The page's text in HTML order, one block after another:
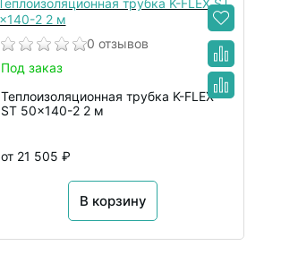
0 отзывов
Под заказ
Теплоизоляционная трубка K-FLEX
ST 50x140-2 2 м
от 21 505 ₽
В корзину